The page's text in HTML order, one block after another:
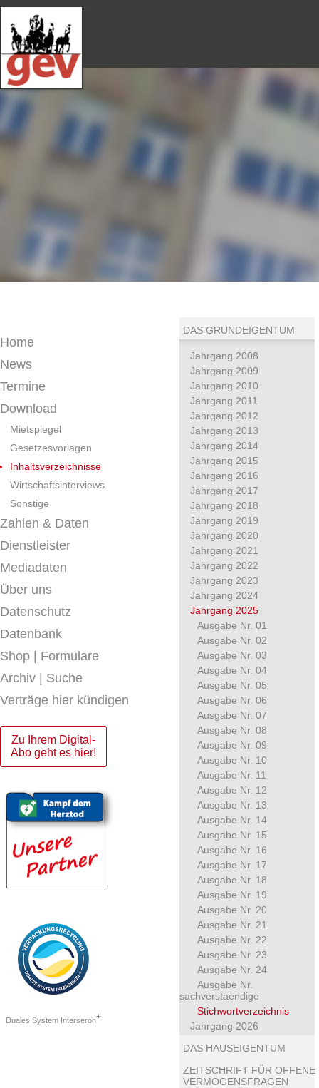
Home
News
Termine
Download
Mietspiegel
Gesetzesvorlagen
Inhaltsverzeichnisse
Wirtschaftsinterviews
Sonstige
Zahlen & Daten
Dienstleister
Mediadaten
Über uns
Datenschutz
Datenbank
Shop | Formulare
Archiv | Suche
Verträge hier kündigen
Zu Ihrem Digital-
Abo geht es hier!
Duales System Interseroh+
DAS GRUNDEIGENTUM
Jahrgang 2008
Jahrgang 2009
Jahrgang 2010
Jahrgang 2011
Jahrgang 2012
Jahrgang 2013
Jahrgang 2014
Jahrgang 2015
Jahrgang 2016
Jahrgang 2017
Jahrgang 2018
Jahrgang 2019
Jahrgang 2020
Jahrgang 2021
Jahrgang 2022
Jahrgang 2023
Jahrgang 2024
Jahrgang 2025
Ausgabe Nr. 01
Ausgabe Nr. 02
Ausgabe Nr. 03
Ausgabe Nr. 04
Ausgabe Nr. 05
Ausgabe Nr. 06
Ausgabe Nr. 07
Ausgabe Nr. 08
Ausgabe Nr. 09
Ausgabe Nr. 10
Ausgabe Nr. 11
Ausgabe Nr. 12
Ausgabe Nr. 13
Ausgabe Nr. 14
Ausgabe Nr. 15
Ausgabe Nr. 16
Ausgabe Nr. 17
Ausgabe Nr. 18
Ausgabe Nr. 19
Ausgabe Nr. 20
Ausgabe Nr. 21
Ausgabe Nr. 22
Ausgabe Nr. 23
Ausgabe Nr. 24
Ausgabe Nr.
sachverstaendige
Stichwortverzeichnis
Jahrgang 2026
DAS HAUSEIGENTUM
ZEITSCHRIFT FÜR OFFENE
VERMÖGENSFRAGEN